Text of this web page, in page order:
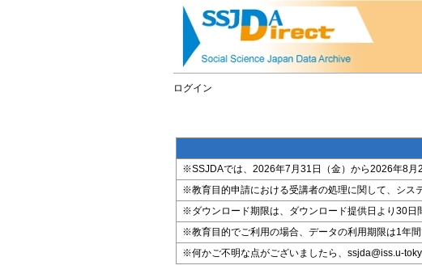
ログイン
※SSJDAでは、2026年7月31日（金）から2026年8月
※教育目的申請における受講者の処理に関して、シス
※ダウンロード期限は、ダウンロード提供日より30日
※教育目的でご利用の場合、データの利用期限は1年間
※何かご不明な点がございましたら、ssjda@iss.u-